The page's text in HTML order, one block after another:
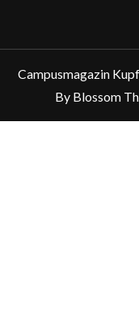
Campusmagazin
By Blossom